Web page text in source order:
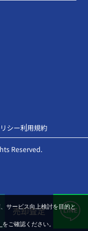
シー利用規約
Reserved.
売却査定
サービス向上検討を目的と
をご確認ください。